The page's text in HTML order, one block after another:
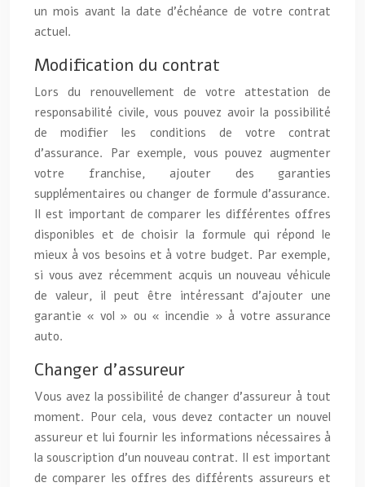
un mois avant la date d’échéance de votre contrat
actuel.
Modification du contrat
Lors du renouvellement de votre attestation de
responsabilité civile, vous pouvez avoir la possibilité
de modifier les conditions de votre contrat
d’assurance. Par exemple, vous pouvez augmenter
votre franchise, ajouter des garanties
supplémentaires ou changer de formule d’assurance.
Il est important de comparer les différentes offres
disponibles et de choisir la formule qui répond le
mieux à vos besoins et à votre budget. Par exemple,
si vous avez récemment acquis un nouveau véhicule
de valeur, il peut être intéressant d’ajouter une
garantie « vol » ou « incendie » à votre assurance
auto.
Changer d’assureur
Vous avez la possibilité de changer d’assureur à tout
moment. Pour cela, vous devez contacter un nouvel
assureur et lui fournir les informations nécessaires à
la souscription d’un nouveau contrat. Il est important
de comparer les offres des différents assureurs et